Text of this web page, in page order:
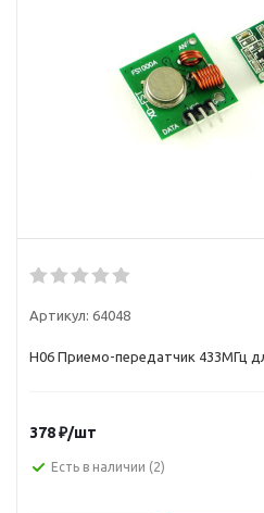
Артикул: 64048
H06 Приемо-передатчик 433МГц
378₽/шт
Есть в наличии (2)